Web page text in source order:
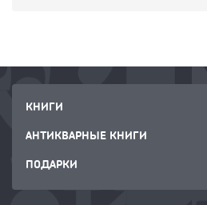
КНИГИ
АНТИКВАРНЫЕ КНИГИ
ПОДАРКИ